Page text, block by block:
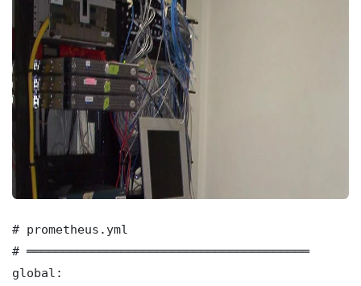
# prometheus.yml
# ═══════════════════════════════════════
global: